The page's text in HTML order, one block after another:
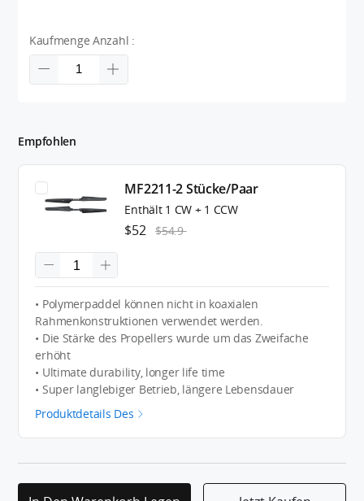
Kaufmenge Anzahl :
Empfohlen
MF2211-2 Stücke/Paar
Enthält 1 CW + 1 CCW
$52 $54.9
• Polymerpaddel können nicht in koaxialen
Rahmenkonstruktionen verwendet werden.
• Die Stärke des Propellers wurde um das Zweifache
erhöht
• Ultimate durability, longer life time
• Super langlebiger Betrieb, längere Lebensdauer
Produktdetails Des